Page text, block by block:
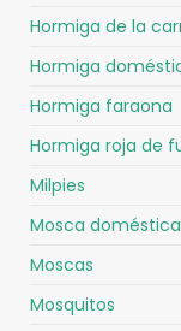
Hormiga de la
Hormiga
Hormiga faraona
Hormiga roja de
Milpies
Mosca doméstica
Moscas
Mosquitos